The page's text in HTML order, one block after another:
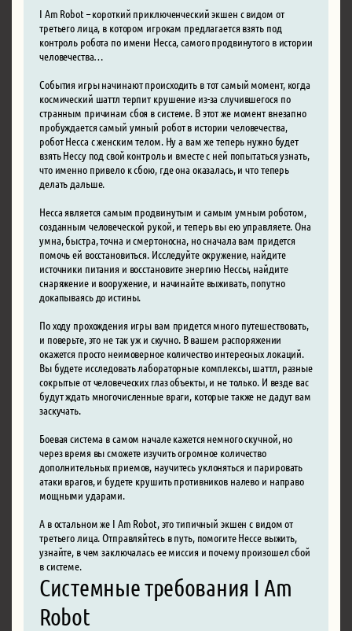
I Am Robot – короткий приключенческий экшен с видом от
третьего лица, в котором игрокам предлагается взять под
контроль робота по имени Несса, самого продвинутого в истории
человечества…
События игры начинают происходить в тот самый момент, когда
космический шаттл терпит крушение из-за случившегося по
странным причинам сбоя в системе. В этот же момент внезапно
пробуждается самый умный робот в истории человечества,
робот Несса с женским телом. Ну а вам же теперь нужно будет
взять Нессу под свой контроль и вместе с ней попытаться узнать,
что именно привело к сбою, где она оказалась, и что теперь
делать дальше.
Несса является самым продвинутым и самым умным роботом,
созданным человеческой рукой, и теперь вы ею управляете. Она
умна, быстра, точна и смертоносна, но сначала вам придется
помочь ей восстановиться. Исследуйте окружение, найдите
источники питания и восстановите энергию Нессы, найдите
снаряжение и вооружение, и начинайте выживать, попутно
докапываясь до истины.
По ходу прохождения игры вам придется много путешествовать,
и поверьте, это не так уж и скучно. В вашем распоряжении
окажется просто неимоверное количество интересных локаций.
Вы будете исследовать лабораторные комплексы, шаттл, разные
сокрытые от человеческих глаз объекты, и не только. И везде вас
будут ждать многочисленные враги, которые также не дадут вам
заскучать.
Боевая система в самом начале кажется немного скучной, но
через время вы сможете изучить огромное количество
дополнительных приемов, научитесь уклоняться и парировать
атаки врагов, и будете крушить противников налево и направо
мощными ударами.
А в остальном же I Am Robot, это типичный экшен с видом от
третьего лица. Отправляйтесь в путь, помогите Нессе выжить,
узнайте, в чем заключалась ее миссия и почему произошел сбой
в системе.
Системные требования I Am
Robot